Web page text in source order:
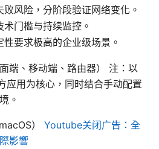
风险，分阶段验证网络变化。
门槛与持续监控。
要求极高的企业级场景。
端、移动端、路由器） 注：以
用为核心，同时结合手动配置
。
） Youtube关闭广告：全
影響